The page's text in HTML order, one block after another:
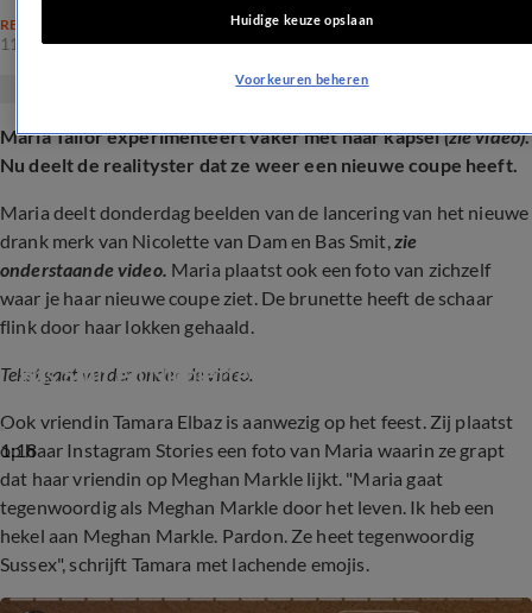
REALITY
11 apr 2025, 10:50
Maria Tailor experimenteert vaker met haar kapsel(zie video).
Nu deelt de realityster dat ze weer een nieuwe coupe heeft.
Maria deelt donderdag beelden van de lancering van het nieuwe
drank merk van Nicolette van Dam en Bas Smit,zie
onderstaande video. Maria plaatst ook een foto van zichzelf
waar je haar nieuwe coupe ziet. De brunette heeft de schaar
flink door haar lokken gehaald.
Tekst gaat verder onder de video.
1:18
Bas Smit en Nicolette van Dam lanceren rosé
Ook vriendin Tamara Elbaz is aanwezig op het feest. Zij plaatst
op haar Instagram Stories een foto van Maria waarin ze grapt
dat haar vriendin op Meghan Markle lijkt. "Maria gaat
tegenwoordig als Meghan Markle door het leven. Ik heb een
hekel aan Meghan Markle. Pardon. Ze heet tegenwoordig
Sussex", schrijft Tamara met lachende emojis.
Huidige keuze opslaan
Voorkeuren beheren